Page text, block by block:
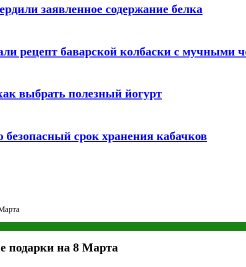
заявленное содержание белка
рецепт баварской колбаски с мучными
выбрать полезный йогурт
срок хранения кабачков
подарки на 8 Марта